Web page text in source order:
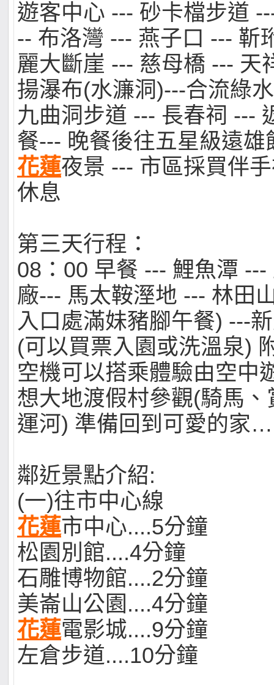
遊客中心 --- 砂卡檔步道
-- 布洛灣 --- 燕子口 --- 靳
麗大斷崖 --- 慈母橋 --- 天
揚瀑布(水濂洞)---合流綠
九曲洞步道 --- 長春祠 ---
餐--- 晚餐後往五星級遠雄
花蓮夜景 --- 市區採買伴
休息
第三天行程：
08：00 早餐 --- 鯉魚潭
廠--- 馬太鞍溼地 --- 林田
入口處滿妹豬腳午餐) ---
(可以買票入園或洗溫泉)
空機可以搭乘體驗由空中
想大地渡假村參觀(騎馬
運河) 準備回到可愛的
鄰近景點介紹:
(一)往市中心線
花蓮市中心....5分鐘
松園別館....4分鐘
石雕博物館....2分鐘
美崙山公園....4分鐘
花蓮電影城....9分鐘
左倉步道....10分鐘